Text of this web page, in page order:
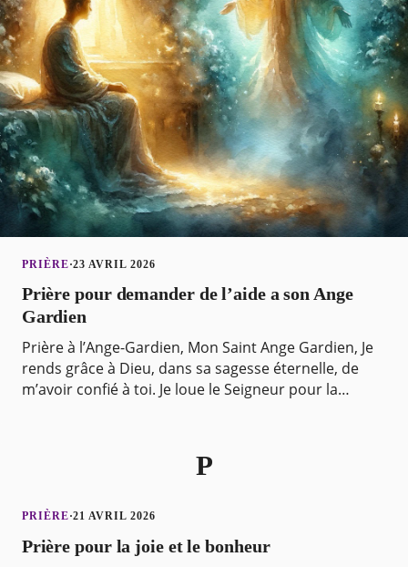
PRIÈRE·23 AVRIL 2026
Prière pour demander de l’aide a son Ange
Gardien
Prière à l’Ange-Gardien, Mon Saint Ange Gardien, Je
rends grâce à Dieu, dans sa sagesse éternelle, de
m’avoir confié à toi. Je loue le Seigneur pour la
P
PRIÈRE·21 AVRIL 2026
Prière pour la joie et le bonheur